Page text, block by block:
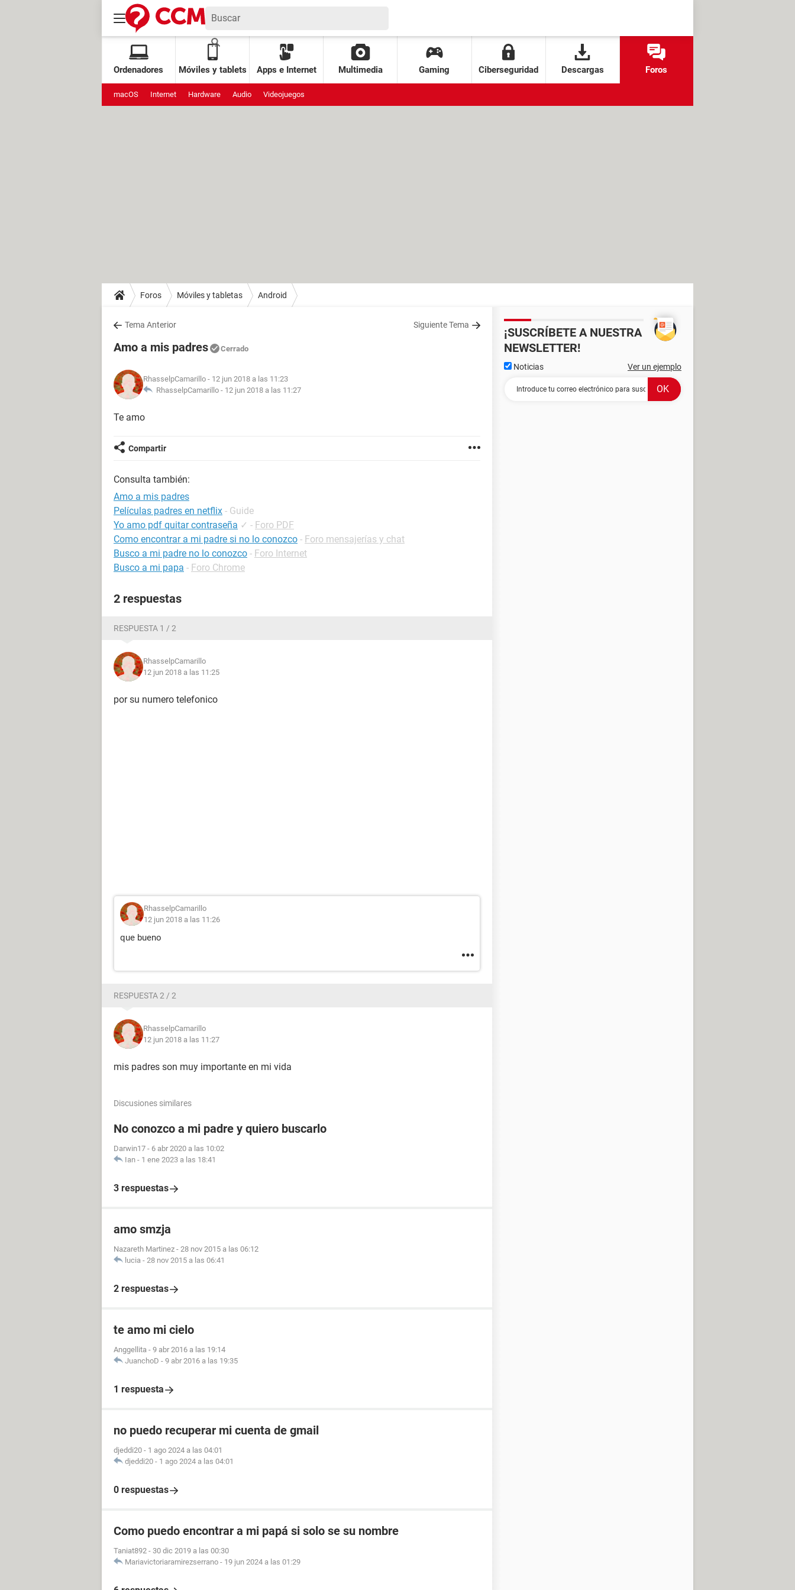
Ordenadores Móviles y tablets Apps e Internet Multimedia Gaming Ciberseguridad Descargas Foros
macOS Internet Hardware Audio Videojuegos
Foros Móviles y tabletas Android
Tema Anterior Siguiente Tema
Amo a mis padres Cerrado
RhasselpCamarillo - 12 jun 2018 a las 11:23
RhasselpCamarillo - 12 jun 2018 a las 11:27
Te amo
Compartir
Consulta también:
Amo a mis padres
Películas padres en netflix - Guide
Yo amo pdf quitar contraseña ✓ - Foro PDF
Como encontrar a mi padre si no lo conozco - Foro mensajerías y chat
Busco a mi padre no lo conozco - Foro Internet
Busco a mi papa - Foro Chrome
2 respuestas
RESPUESTA 1 / 2
RhasselpCamarillo
12 jun 2018 a las 11:25
por su numero telefonico
RhasselpCamarillo
12 jun 2018 a las 11:26
que bueno
RESPUESTA 2 / 2
RhasselpCamarillo
12 jun 2018 a las 11:27
mis padres son muy importante en mi vida
Discusiones similares
No conozco a mi padre y quiero buscarlo
Darwin17 - 6 abr 2020 a las 10:02
Ian - 1 ene 2023 a las 18:41
3 respuestas
amo smzja
Nazareth Martinez - 28 nov 2015 a las 06:12
lucia - 28 nov 2015 a las 06:41
2 respuestas
te amo mi cielo
Anggellita - 9 abr 2016 a las 19:14
JuanchoD - 9 abr 2016 a las 19:35
1 respuesta
no puedo recuperar mi cuenta de gmail
djeddi20 - 1 ago 2024 a las 04:01
djeddi20 - 1 ago 2024 a las 04:01
0 respuestas
Como puedo encontrar a mi papá si solo se su nombre
Taniat892 - 30 dic 2019 a las 00:30
Mariavictoriaramirezserrano - 19 jun 2024 a las 01:29
¡SUSCRÍBETE A NUESTRA
NEWSLETTER!
Noticias Ver un ejemplo